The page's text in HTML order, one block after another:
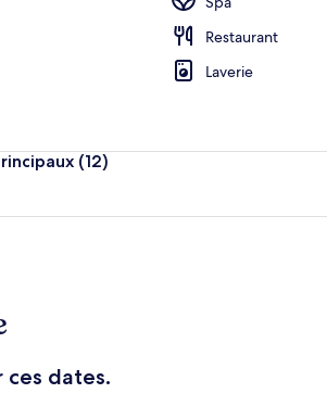
Restaurant
Laverie
(12)
ces dates.